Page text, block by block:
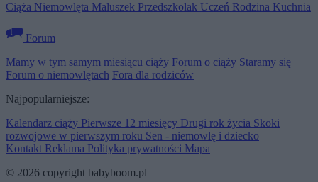
Ciąża Niemowlęta Maluszek Przedszkolak Uczeń Rodzina Kuchnia
Forum
Mamy w tym samym miesiącu ciąży Forum o ciąży Staramy się
Forum o niemowlętach Fora dla rodziców
Najpopularniejsze:
Kalendarz ciąży Pierwsze 12 miesięcy Drugi rok życia Skoki
rozwojowe w pierwszym roku Sen - niemowlę i dziecko
Kontakt Reklama Polityka prywatności Mapa
© 2026 copyright babyboom.pl